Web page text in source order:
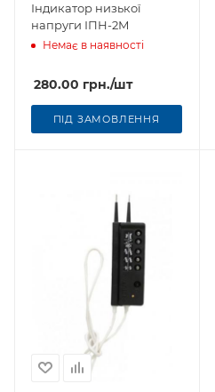
Індикатор низької
напруги ІПН-2М
Немає в наявності
280.00 грн./шт
ПІД ЗАМОВЛЕННЯ